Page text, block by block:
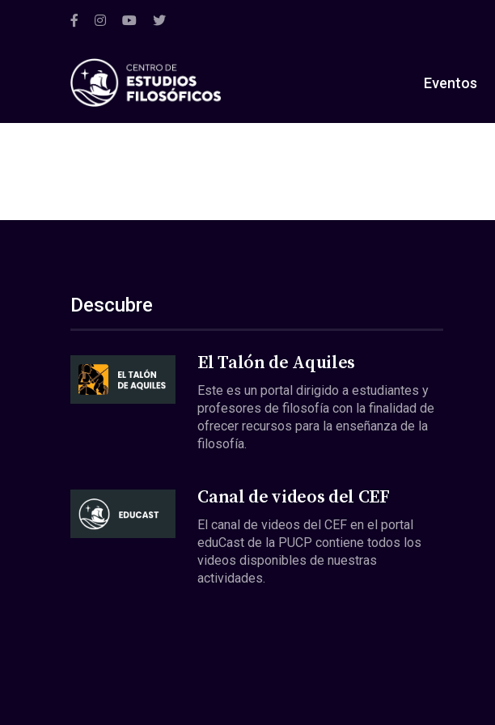
Eventos
Descubre
El Talón de Aquiles
Este es un portal dirigido a estudiantes y
profesores de filosofía con la finalidad de
ofrecer recursos para la enseñanza de la
filosofía.
Canal de videos del CEF
El canal de videos del CEF en el portal
eduCast de la PUCP contiene todos los
videos disponibles de nuestras
actividades.